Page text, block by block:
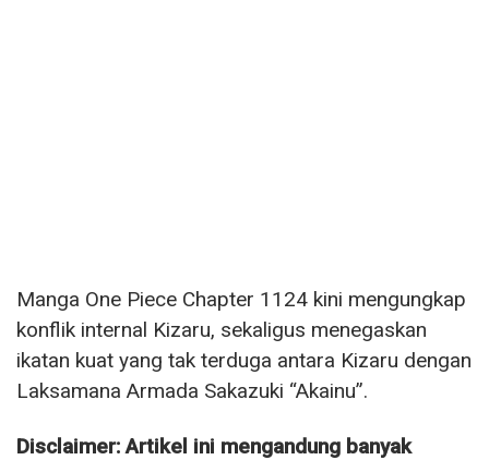
Manga One Piece Chapter 1124 kini mengungkap
konflik internal Kizaru, sekaligus menegaskan
ikatan kuat yang tak terduga antara Kizaru dengan
Laksamana Armada Sakazuki “Akainu”.
Disclaimer: Artikel ini mengandung banyak